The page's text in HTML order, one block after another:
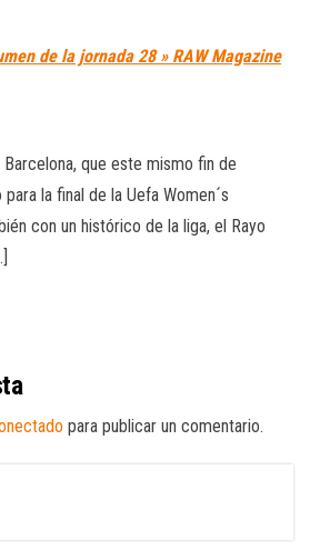
de la jornada 28 » RAW Magazine
Barcelona, que este mismo fin de
la final de la Uefa Women´s
con un histórico de la liga, el Rayo
para publicar un comentario.